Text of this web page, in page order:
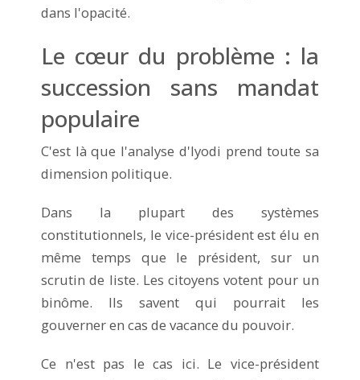
dans l'opacité.
Le cœur du problème : la
succession sans mandat
populaire
C'est là que l'analyse d'Iyodi prend toute sa
dimension politique.
Dans la plupart des systèmes
constitutionnels, le vice-président est élu en
même temps que le président, sur un
scrutin de liste. Les citoyens votent pour un
binôme. Ils savent qui pourrait les
gouverner en cas de vacance du pouvoir.
Ce n'est pas le cas ici. Le vice-président